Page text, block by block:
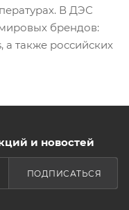
В ДЭС
брендов:
а также российских
и новостей
ПОДПИСАТЬСЯ